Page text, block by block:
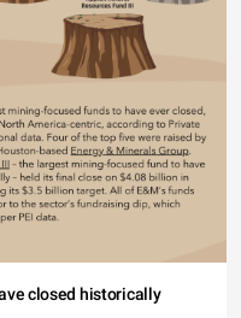
closed historically